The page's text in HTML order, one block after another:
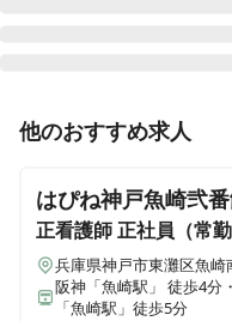
愛知県岡崎市井田西町13番16
ヒューマンライフケア 豊
愛知県豊橋市忠興1丁目1番6号
ヒューマンライフケア 平
愛知県名古屋市北区上飯田東町3
他のおすすめ求人
はぴね神戸魚崎弐
正看護師正社員（常勤
兵庫県神戸市東灘区魚崎
阪神「魚崎駅」 徒歩4分
「魚崎駅」徒歩5分